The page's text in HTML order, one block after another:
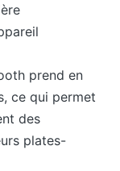
prend en
ce qui permet
des
plates-